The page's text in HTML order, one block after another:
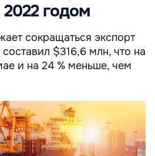
годом
сокращаться экспорт
$316,6 млн, что на
и на 24 % меньше, чем